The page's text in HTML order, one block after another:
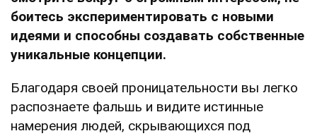
боитесь экспериментировать с новыми
идеями и способны создавать собственные
уникальные концепции.
Благодаря своей проницательности вы легко
распознаете фальшь и видите истинные
намерения людей, скрывающихся под